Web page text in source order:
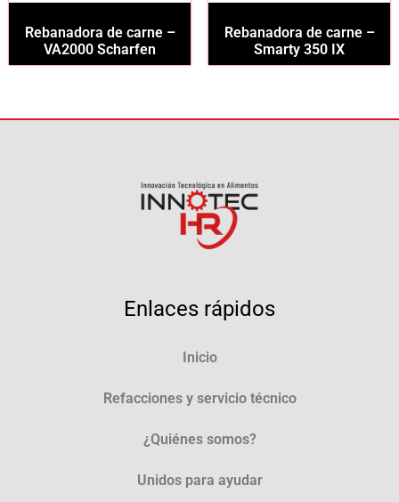
Rebanadora de carne –
VA2000 Scharfen
Rebanadora de carne –
Smarty 350 IX
Enlaces rápidos
Inicio
Refacciones y servicio técnico
¿Quiénes somos?
Unidos para ayudar